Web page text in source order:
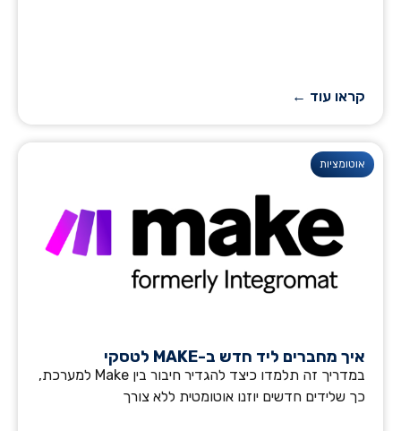
קראו עוד ←
אוטומציות
איך מחברים ליד חדש ב-MAKE לטסקי
במדריך זה תלמדו כיצד להגדיר חיבור בין Make למערכת,
כך שלידים חדשים יוזנו אוטומטית ללא צורך